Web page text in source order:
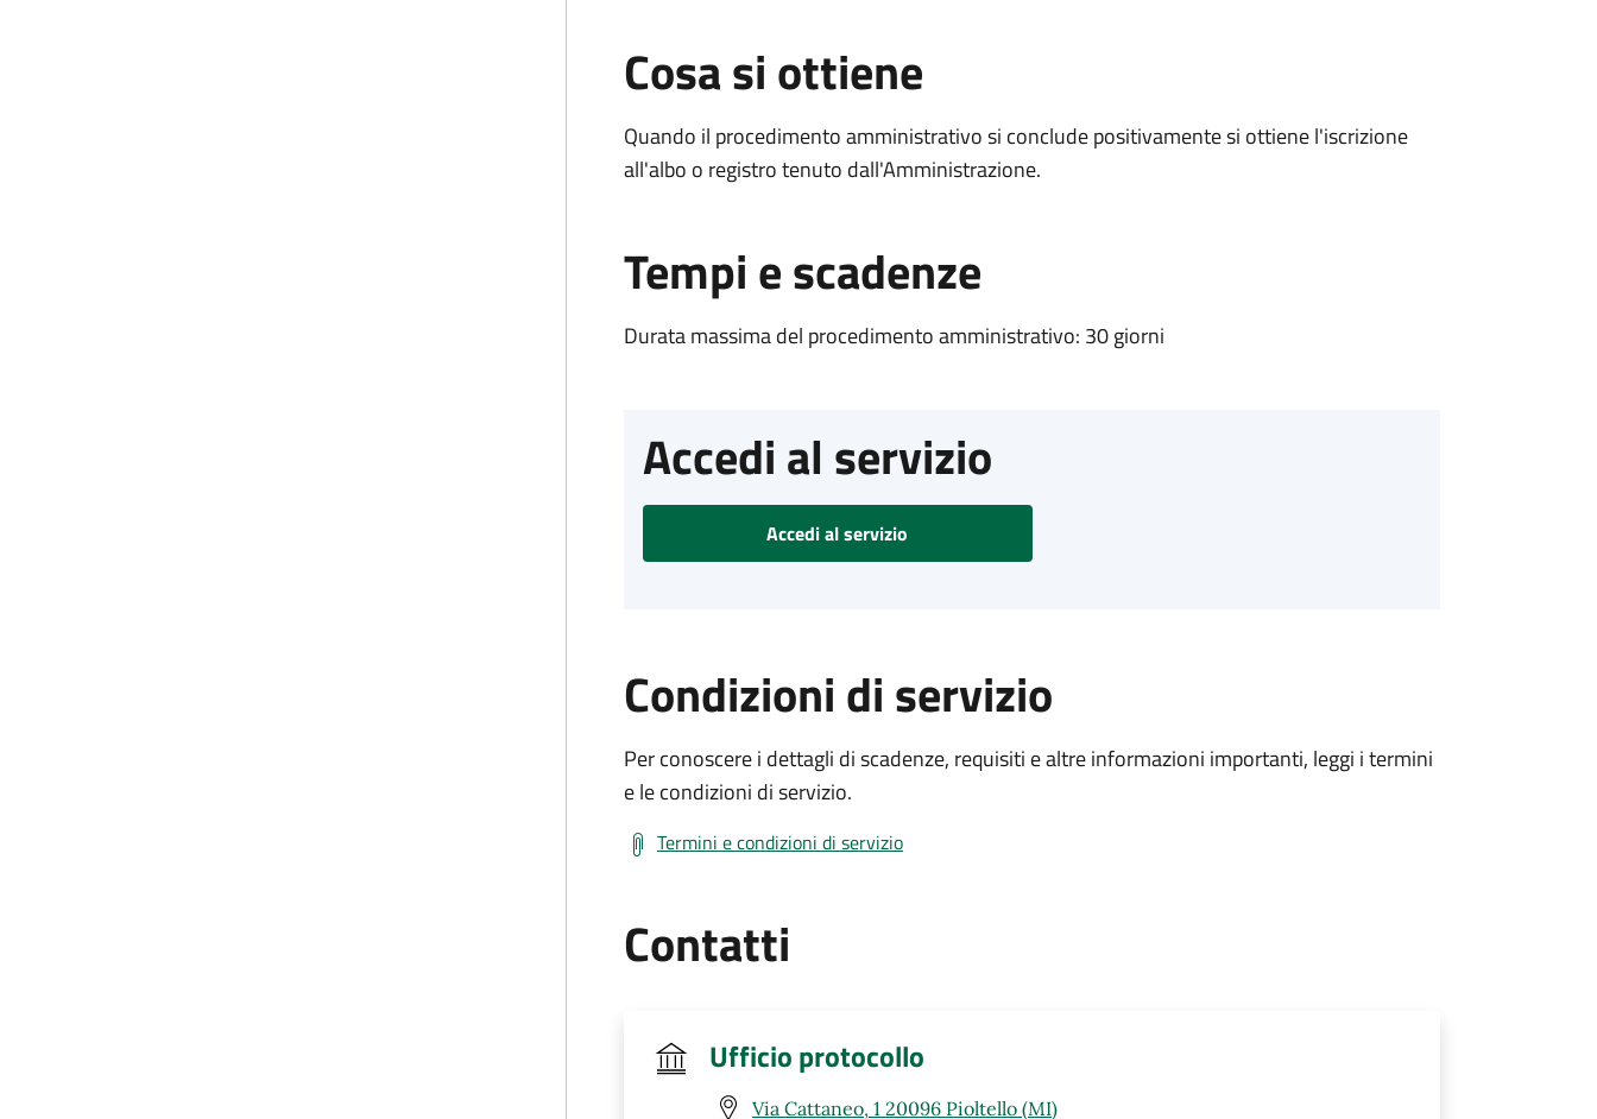
Cosa si ottiene
Quando il procedimento amministrativo si conclude positivamente si ottiene l'iscrizione
all'albo o registro tenuto dall'Amministrazione.
Tempi e scadenze
Durata massima del procedimento amministrativo: 30 giorni
Accedi al servizio
Accedi al servizio
Condizioni di servizio
Per conoscere i dettagli di scadenze, requisiti e altre informazioni importanti, leggi i termini
e le condizioni di servizio.
Termini e condizioni di servizio
Contatti
Ufficio protocollo
Via Cattaneo, 1 20096 Pioltello (MI)